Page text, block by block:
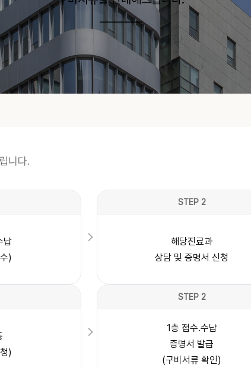
________
니다.
납
)
STEP 2
해당진료과
상담 및 증명서 신청
)
STEP 2
1층 접수.수납
증명서 발급
(구비서류 확인)